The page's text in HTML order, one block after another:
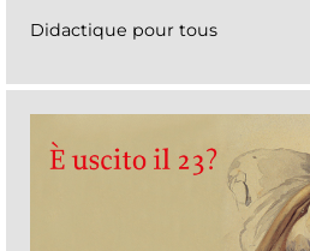
Didactique pour tous